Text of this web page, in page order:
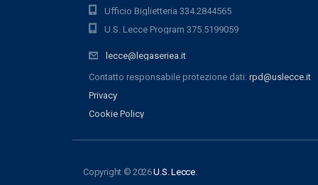
Ufficio Biglietteria 334.2844565
U.S. Lecce Program 375.5199059
lecce@legaseriea.it
Contatto responsabile protezione dati: rpd@uslecce.it
Privacy
Cookie Policy
Copyright © 2026U.S. Lecce.